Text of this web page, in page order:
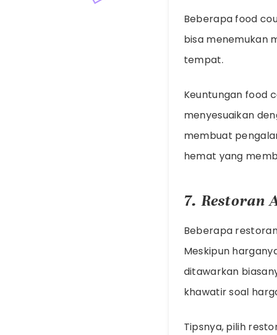
Beberapa food
bisa menemukan
tempat.
Keuntungan food
menyesuaikan
membuat
hemat yang
7. Restoran
Beberapa
Meskipun
ditawarkan
khawatir soal
Tipsnya, pilih